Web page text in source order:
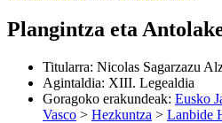
Plangintza eta
Titularra: Nicolas Sagarzazu
Agintaldia: XIII. Legealdia
Goragoko erakundeak: Eusko
Vasco > Hezkuntza > Lanbide